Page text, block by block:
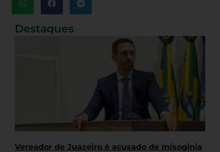
Destaques
Vereador de Juazeiro é acusado de misoginia